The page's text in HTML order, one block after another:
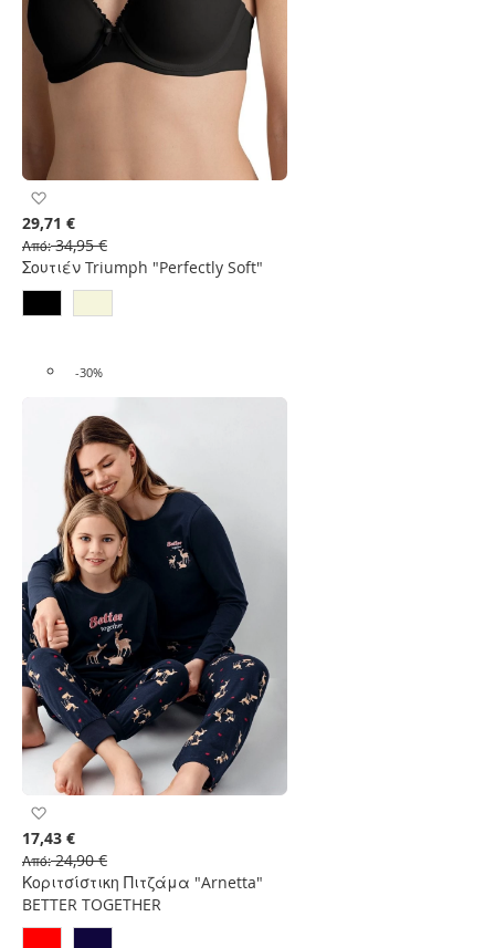
στη
Λίστα
Επιθυμιών
Σουτιέν Triumph "Perfectly Soft"
29,71 €
Από 34,95 €
-30%
στη
Λίστα
Επιθυμιών
Κοριτσίστικη Πιτζάμα "Arnetta"
BETTER TOGETHER
17,43 €
Από 24,90 €